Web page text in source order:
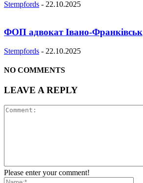
Stempfords - 22.10.2025
ФОП адвокат Івано-Франківськ
Stempfords - 22.10.2025
NO COMMENTS
LEAVE A REPLY
Please enter your comment!